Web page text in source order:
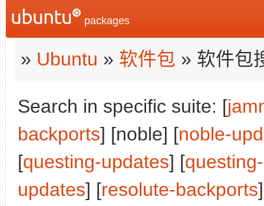
packages
» Ubuntu » 软件包 » 软件包
Search in specific suite: [
backports] [noble] [noble-
[questing-updates] [
updates] [resolute-backports